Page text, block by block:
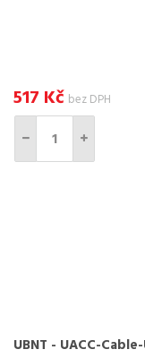
517 Kč bez DPH
UBNT - UACC-